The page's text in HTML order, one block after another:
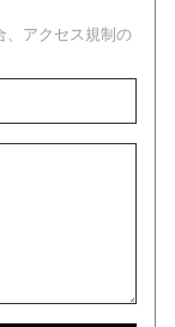
、アクセス規制の